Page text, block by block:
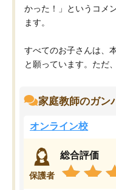
かった！」というコメ
ます。
すべてのお子さんは、
と願っています。ただ、
家庭教師のガン
オンライン校
保護者
総合評価